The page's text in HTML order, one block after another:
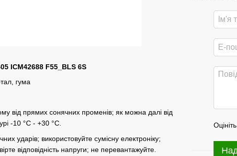
ICM42688 F55_BLS 6S
гума
від прямих сонячних променів; як можна далі від
-10 °C - +30 °C.
ударів; використовуйте сумісну електроніку;
відповідність напруги; не перевантажуйте.